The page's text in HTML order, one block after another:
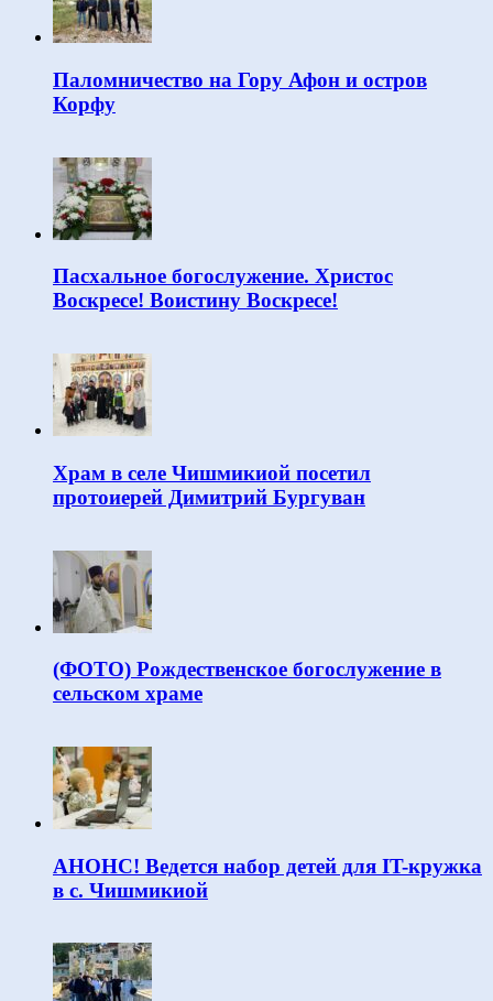
Паломничество на Гору Афон и остров
Корфу
Пасхальное богослужение. Христос
Воскресе! Воистину Воскресе!
Храм в селе Чишмикиой посетил
протоиерей Димитрий Бургуван
(ФОТО) Рождественское богослужение в
сельском храме
АНОНС! Ведется набор детей для IT-кружка
в с. Чишмикиой